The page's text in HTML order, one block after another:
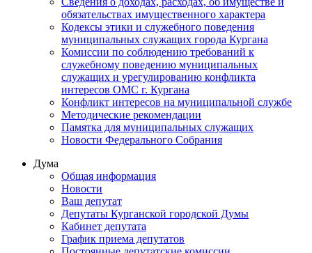
обязательствах имущественного характера
Кодексы этики и служебного поведения
муниципальных служащих города Кургана
Комиссии по соблюдению требований к
служебному поведению муниципальных
служащих и урегулированию конфликта
интересов ОМС г. Кургана
Конфликт интересов на муниципальной службе
Методические рекомендации
Памятка для муниципальных служащих
Новости Федерального Cобрания
Дума
Общая информация
Новости
Ваш депутат
Депутаты Курганской городской Думы
Кабинет депутата
График приема депутатов